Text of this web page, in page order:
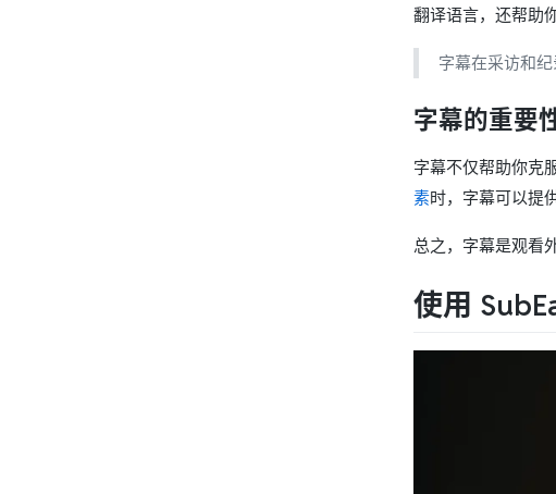
翻译语言，还帮助
字幕在采访和
字幕的重要
字幕不仅帮助你克
素时，字幕可以提
总之，字幕是观看
使用